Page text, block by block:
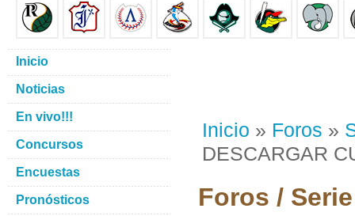
Inicio » Foros »
DESCARGAR
Foros /
Inicio
Noticias
En vivo!!!
Concursos
Encuestas
Pronósticos